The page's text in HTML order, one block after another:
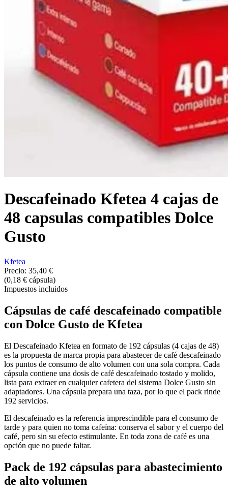
Descafeinado Kfetea 4 cajas de
48 capsulas compatibles Dolce
Gusto
Kfetea
Precio: 35,40 €
(0,18 € cápsula)
Impuestos incluidos
Cápsulas de café descafeinado compatible
con Dolce Gusto de Kfetea
El Descafeinado Kfetea en formato de 192 cápsulas (4 cajas de 48)
es la propuesta de marca propia para abastecer de café descafeinado
los puntos de consumo de alto volumen con una sola compra. Cada
cápsula contiene una dosis de café descafeinado tostado y molido,
lista para extraer en cualquier cafetera del sistema Dolce Gusto sin
adaptadores. Una cápsula prepara una taza, por lo que el pack rinde
192 servicios.
El descafeinado es la referencia imprescindible para el consumo de
tarde y para quien no toma cafeína: conserva el sabor y el cuerpo del
café, pero sin su efecto estimulante. En toda zona de café es una
opción que no puede faltar.
Pack de 192 cápsulas para abastecimiento
de alto volumen